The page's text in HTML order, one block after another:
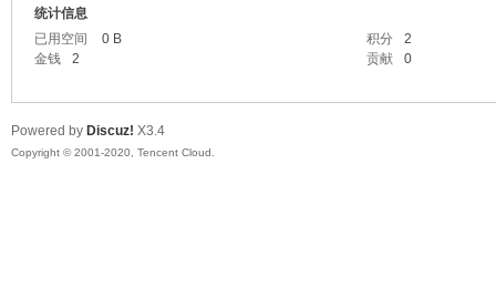
统计信息
已用空间
0 B 积分
2
金钱
2 贡献 0
Powered by Discuz! X3.4
Copyright © 2001-2020, Tencent Cloud.